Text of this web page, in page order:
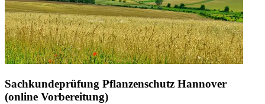
Sachkundeprüfung Pflanzenschutz Hannover
(online Vorbereitung)